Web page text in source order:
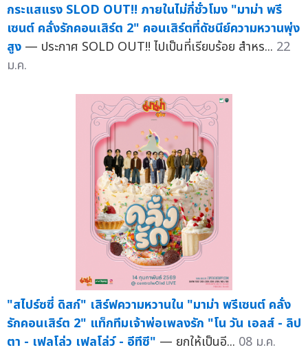
กระแสแรง SLOD OUT!! ภายในไม่กี่ชั่วโมง "มาม่า พรี
เซนต์ คลั่งรักคอนเสิร์ต 2" คอนเสิร์ตที่ดัชนีย์ความหวานพุ่ง
สูง — ประกาศ SOLD OUT!! ไปเป็นที่เรียบร้อย สำหร... 22
ม.ค.
"สไปร์ซซี่ ดิสก์" เสิร์ฟความหวานใน "มาม่า พรีเซนต์ คลั่ง
รักคอนเสิร์ต 2" แท็กทีมเจ้าพ่อเพลงรัก "โน วัน เอลส์ - ลิป
ตา - เฟลโล่ว เฟลโล่ว์ - อีทีซี" — ยกให้เป็นอี... 08 ม.ค.